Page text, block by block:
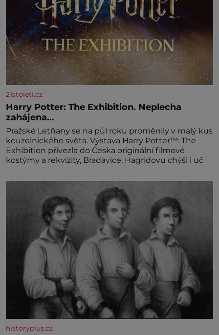
21stoleti.cz
Harry Potter: The Exhibition. Neplecha
zahájena…
Pražské Letňany se na půl roku proměnily v malý kus
kouzelnického světa. Výstava Harry Potter™: The
Exhibition přivezla do Česka originální filmové
kostýmy a rekvizity, Bradavice, Hagridovu chýši i uč
historyplus.cz